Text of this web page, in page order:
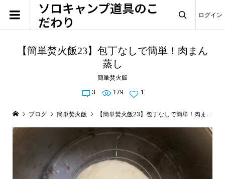
ソロキャンプ道具のこ
だわり
ログイン
【簡単焚火飯23】包丁なしで簡単！肉まん
蒸し
簡単焚火飯
3 179 1
ブログ 簡単焚火飯 【簡単焚火飯23】包丁なしで簡単！肉まん蒸し